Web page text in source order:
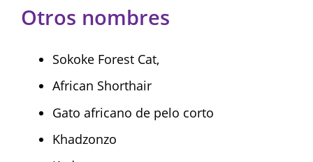
Otros nombres
Sokoke Forest Cat,
African Shorthair
Gato africano de pelo corto
Khadzonzo